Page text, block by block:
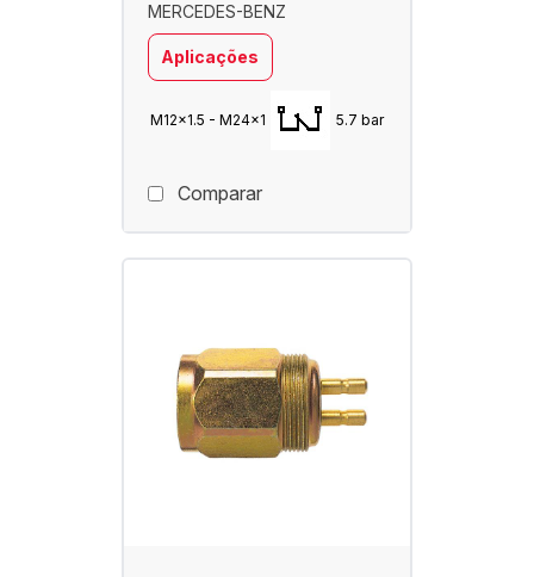
MERCEDES-BENZ
Aplicações
M12x1.5 - M24x1 5.7 bar
Comparar